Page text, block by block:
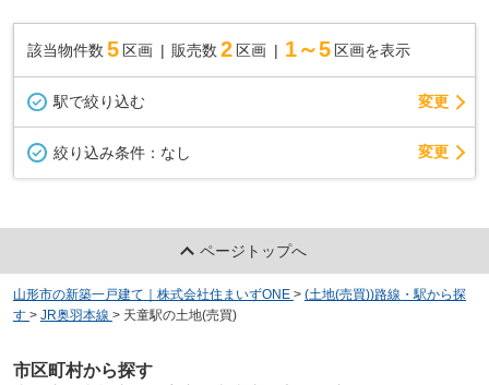
該当物件数 5 区画 販売数 2 区画 1～5 区画を表示
駅で絞り込む 変更
絞り込み条件： なし 変更
ページトップへ
山形市の新築一戸建て｜株式会社住まいずONE > (土地(売買))路線・駅から探
す > JR奥羽本線 > 天童駅の土地(売買)
市区町村から探す